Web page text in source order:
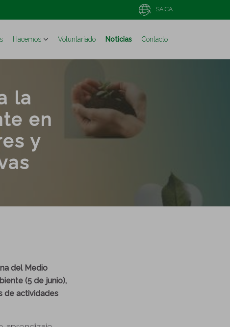
SAICA
Hacemos Voluntariado Noticias Contacto
la
en
y
del Medio
(5 de junio),
de actividades